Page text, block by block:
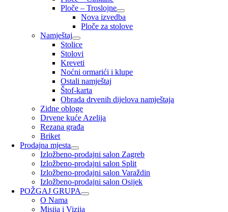
Ploče – Troslojne
Nova izvedba
Ploče za stolove
Namještaj
Stolice
Stolovi
Kreveti
Noćni ormarići i klupe
Ostali namještaj
Štof-karta
Obrada drvenih dijelova namještaja
Zidne obloge
Drvene kuće Azelija
Rezana građa
Briket
Prodajna mjesta
Izložbeno-prodajni salon Zagreb
Izložbeno-prodajni salon Split
Izložbeno-prodajni salon Varaždin
Izložbeno-prodajni salon Osijek
POŽGAJ GRUPA
O Nama
Misija i Vizija